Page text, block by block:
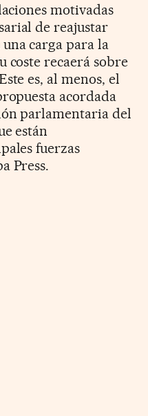
motivadas
de reajustar
carga para la
coste recaerá sobre
es, al menos, el
acordada
parlamentaria del
están
fuerzas
Press.